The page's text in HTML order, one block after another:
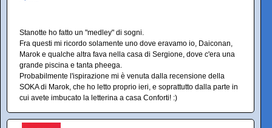
Stanotte ho fatto un "medley" di sogni.
Fra questi mi ricordo solamente uno dove eravamo io, Daiconan,
Marok e qualche altra fava nella casa di Sergione, dove c'era una
grande piscina e tanta pheega.
Probabilmente l'ispirazione mi è venuta dalla recensione della
SOKA di Marok, che ho letto proprio ieri, e soprattutto dalla parte in
cui avete imbucato la letterina a casa Conforti! :)